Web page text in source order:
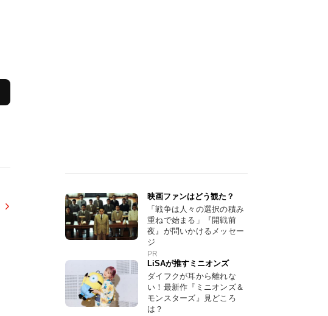
映画ファンはどう観た？
「戦争は人々の選択の積み
重ねで始まる」『開戦前
夜』が問いかけるメッセー
ジ
PR
LiSAが推すミニオンズ
ダイフクが耳から離れな
い！最新作『ミニオンズ＆
モンスターズ』見どころ
は？